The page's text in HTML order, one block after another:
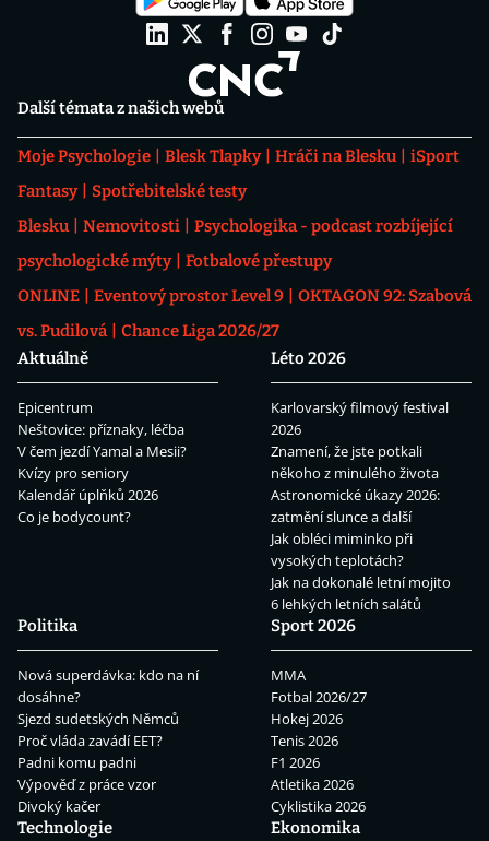
Další témata z našich webů
Moje Psychologie Blesk Tlapky Hráči na Blesku
iSport
Fantasy
Spotřebitelské testy
Blesku
Nemovitosti
Psychologika - podcast rozbíjející
psychologické mýty
Fotbalové přestupy
ONLINE
Eventový prostor Level 9
OKTAGON 92: Szabová
vs. Pudilová
Chance Liga 2026/27
Aktuálně
Epicentrum
Neštovice: příznaky, léčba
V čem jezdí Yamal a Mesii?
Kvízy pro seniory
Kalendář úplňků 2026
Co je bodycount?
Léto 2026
Karlovarský filmový festival
2026
Znamení, že jste potkali
někoho z minulého života
Astronomické úkazy 2026:
zatmění slunce a další
Jak obléci miminko při
vysokých teplotách?
Jak na dokonalé letní mojito
6 lehkých letních salátů
Politika
Nová superdávka: kdo na ní
dosáhne?
Sjezd sudetských Němců
Proč vláda zavádí EET?
Padni komu padni
Výpověď z práce vzor
Divoký kačer
Sport 2026
MMA
Fotbal 2026/27
Hokej 2026
Tenis 2026
F1 2026
Atletika 2026
Cyklistika 2026
Technologie
Ekonomika